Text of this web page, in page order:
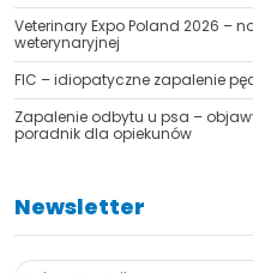
Veterinary Expo Poland 2026 –
weterynaryjnej
FIC – idiopatyczne zapalenie
Zapalenie odbytu u psa –
poradnik dla opiekunów
Newsletter